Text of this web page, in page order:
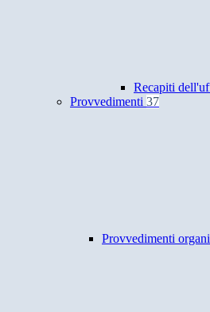
Recapiti
Provvedimenti 37
Provvedimenti